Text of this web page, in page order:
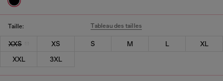
Taille: Tableau des tailles
XXS XS S M L
XL
XXL
3XL